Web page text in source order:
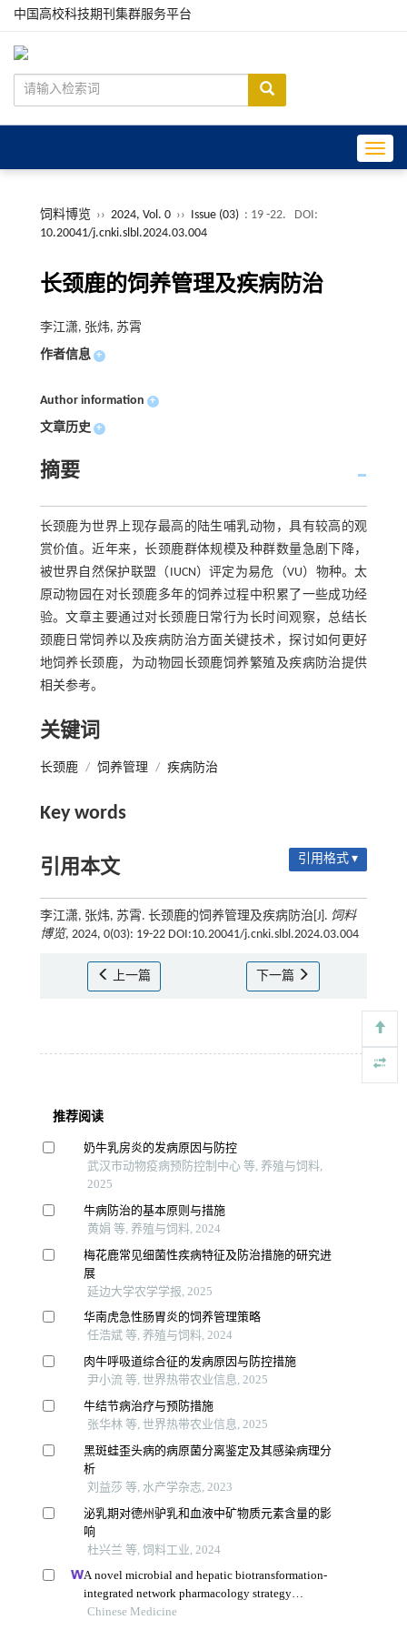
中国高校科技期刊集群服务平台
饲料博览 ›› 2024, Vol. 0 ›› Issue (03) : 19 -22.
DOI:
10.20041/j.cnki.slbl.2024.03.004
长颈鹿的饲养管理及疾病防治
李江潇, 张炜, 苏霄
作者信息 +
Author information +
文章历史 +
摘要
长颈鹿为世界上现存最高的陆生哺乳动物，具有较高的观
赏价值。近年来，长颈鹿群体规模及种群数量急剧下降，
被世界自然保护联盟（IUCN）评定为易危（VU）物种。太
原动物园在对长颈鹿多年的饲养过程中积累了一些成功经
验。文章主要通过对长颈鹿日常行为长时间观察，总结长
颈鹿日常饲养以及疾病防治方面关键技术，探讨如何更好
地饲养长颈鹿，为动物园长颈鹿饲养繁殖及疾病防治提供
相关参考。
关键词
长颈鹿 / 饲养管理 / 疾病防治
Key words
引用本文 引用格式 ▾
李江潇, 张炜, 苏霄. 长颈鹿的饲养管理及疾病防治[J]. 饲料
博览, 2024, 0(03): 19-22 DOI:10.20041/j.cnki.slbl.2024.03.004
上一篇 下一篇